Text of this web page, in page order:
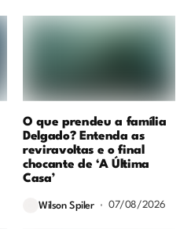
O que prendeu a família
Delgado? Entenda as
reviravoltas e o final
chocante de ‘A Última
Casa’
Wilson Spiler 07/08/2026